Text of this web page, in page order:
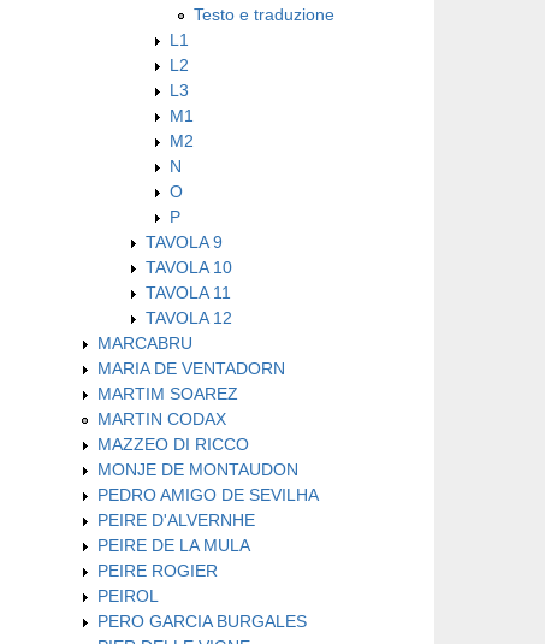
Testo e traduzione
L1
L2
L3
M1
M2
N
O
P
TAVOLA 9
TAVOLA 10
TAVOLA 11
TAVOLA 12
MARCABRU
MARIA DE VENTADORN
MARTIM SOAREZ
MARTIN CODAX
MAZZEO DI RICCO
MONJE DE MONTAUDON
PEDRO AMIGO DE SEVILHA
PEIRE D'ALVERNHE
PEIRE DE LA MULA
PEIRE ROGIER
PEIROL
PERO GARCIA BURGALES